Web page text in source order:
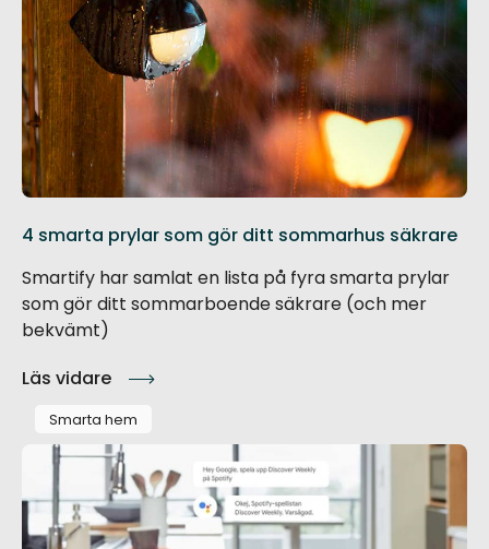
4 smarta prylar som gör ditt sommarhus säkrare
Smartify har samlat en lista på fyra smarta prylar
som gör ditt sommarboende säkrare (och mer
bekvämt)
Läs vidare
Smarta hem